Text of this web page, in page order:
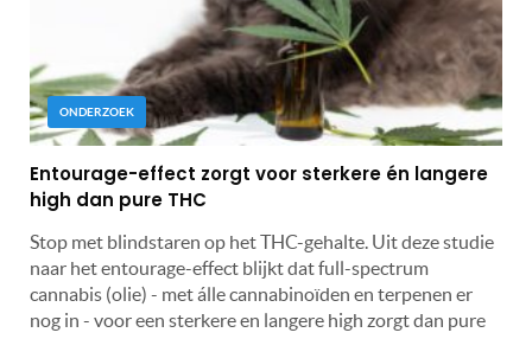
ONDERZOEK
Entourage-effect zorgt voor sterkere én langere
high dan pure THC
Stop met blindstaren op het THC-gehalte. Uit deze studie
naar het entourage-effect blijkt dat full-spectrum
cannabis (olie) - met álle cannabinoïden en terpenen er
nog in - voor een sterkere en langere high zorgt dan pure